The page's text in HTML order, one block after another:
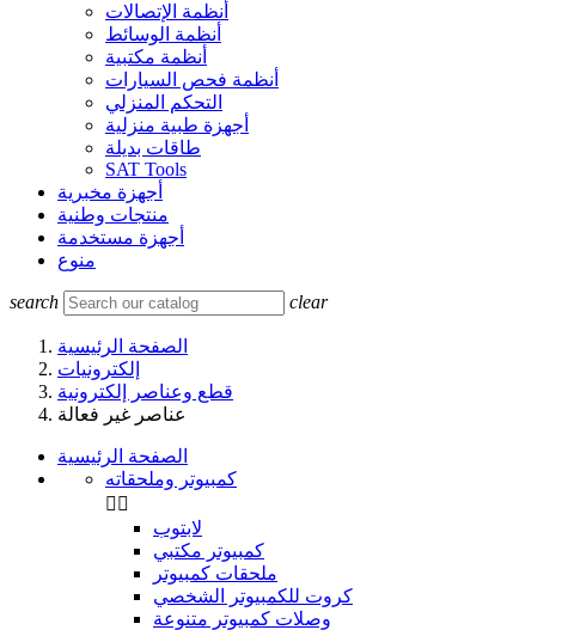
أنظمة الإتصالات
أنظمة الوسائط
أنظمة مكتبية
أنظمة فحص السيارات
التحكم المنزلي
أجهزة طبية منزلية
طاقات بديلة
SAT Tools
أجهزة مخبرية
منتجات وطنية
أجهزة مستخدمة
منوع
search clear
الصفحة الرئيسية
إلكترونيات
قطع وعناصر إلكترونية
عناصر غير فعالة
الصفحة الرئيسية
كمبيوتر وملحقاته
 
لابتوب
كمبيوتر مكتبي
ملحقات كمبيوتر
كروت للكمبيوتر الشخصي
وصلات كمبيوتر متنوعة